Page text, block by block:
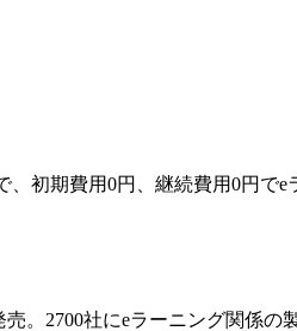
初期費用0円、継続費用0円でe
。2700社にeラーニング関係の